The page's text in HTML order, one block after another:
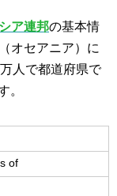
ア連邦の基本情
オセアニア）に
人で都道府県で
。
of